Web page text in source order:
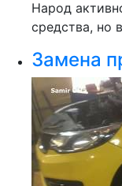
Народ
средства, но
Замена